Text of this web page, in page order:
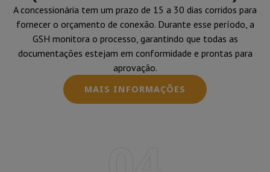
A concessionária tem um prazo de 15 a 30 dias corridos para
fornecer o orçamento de conexão. Durante esse período, a
GSH monitora o processo, garantindo que todas as
documentações estejam em conformidade e prontas para
aprovação.
MAIS INFORMAÇÕES